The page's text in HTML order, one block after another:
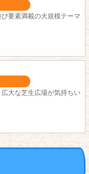
要素満載の大規模テーマ
大な芝生広場が気持ちい